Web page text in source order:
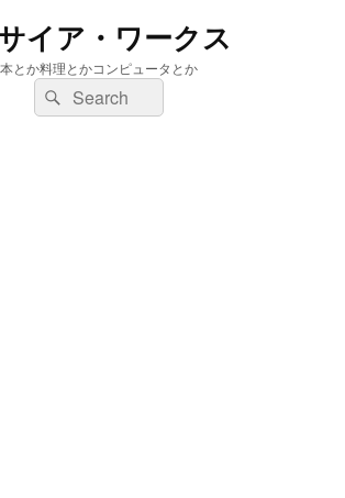
イア・ワークス
本とか料理とかコンピュータとか
検
索:
検
索